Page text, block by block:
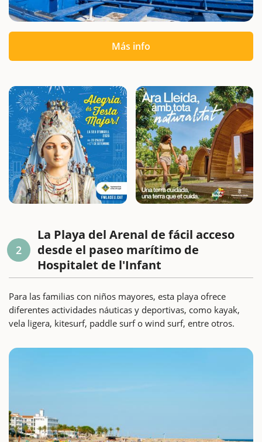
Más info
2
La Playa del Arenal de fácil acceso
desde el paseo marítimo de
Hospitalet de l'Infant
Para las familias con niños mayores, esta playa ofrece
diferentes actividades náuticas y deportivas, como kayak,
vela ligera, kitesurf, paddle surf o wind surf, entre otros.